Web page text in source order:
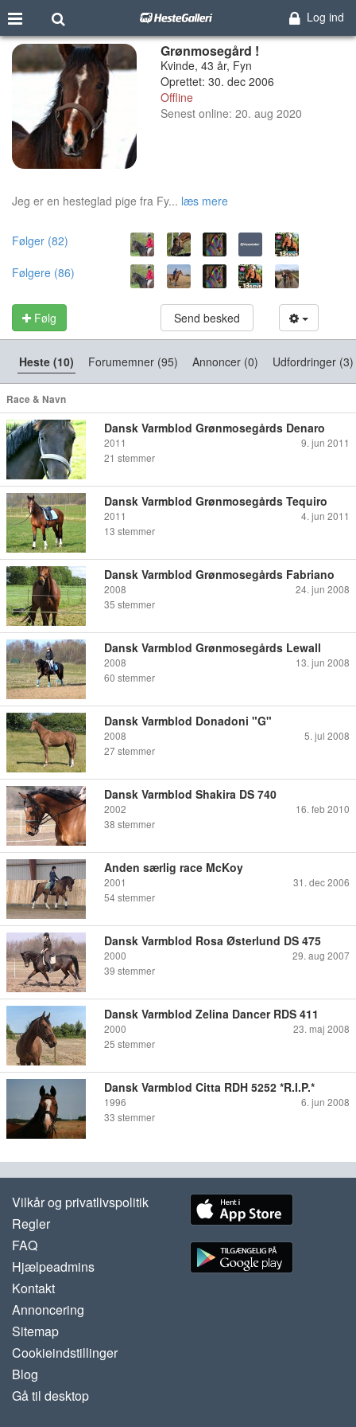
Log ind
Grønmosegård !
Kvinde, 43 år, Fyn
Oprettet: 30. dec 2006
Offline
Senest online: 20. aug 2020
Jeg er en hesteglad pige fra Fy... læs mere
Følger (82)
Følgere (86)
Følg Send besked
Heste (10) Forumemner (95) Annoncer (0) Udfordringer (3)
Race & Navn
Dansk Varmblod Grønmosegårds Denaro
2011
9. jun 2011
21 stemmer
Dansk Varmblod Grønmosegårds Tequiro
2011
4. jun 2011
13 stemmer
Dansk Varmblod Grønmosegårds Fabriano
2008
24. jun 2008
35 stemmer
Dansk Varmblod Grønmosegårds Lewall
2008
13. jun 2008
60 stemmer
Dansk Varmblod Donadoni "G"
2008
5. jul 2008
27 stemmer
Dansk Varmblod Shakira DS 740
2002
16. feb 2010
38 stemmer
Anden særlig race McKoy
2001
31. dec 2006
54 stemmer
Dansk Varmblod Rosa Østerlund DS 475
2000
29. aug 2007
39 stemmer
Dansk Varmblod Zelina Dancer RDS 411
2000
23. maj 2008
25 stemmer
Dansk Varmblod Citta RDH 5252 *R.I.P.*
1996
6. jun 2008
33 stemmer
Vilkår og privatlivspolitik
Regler
FAQ
Hjælpeadmins
Kontakt
Annoncering
Sitemap
Cookieindstillinger
Blog
Gå til desktop